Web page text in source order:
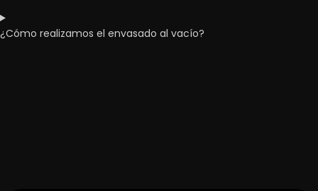
¿Cómo realizamos el envasado al vacío?